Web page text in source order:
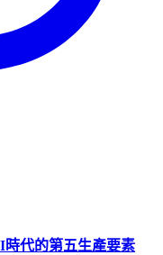
代的第五生產要素